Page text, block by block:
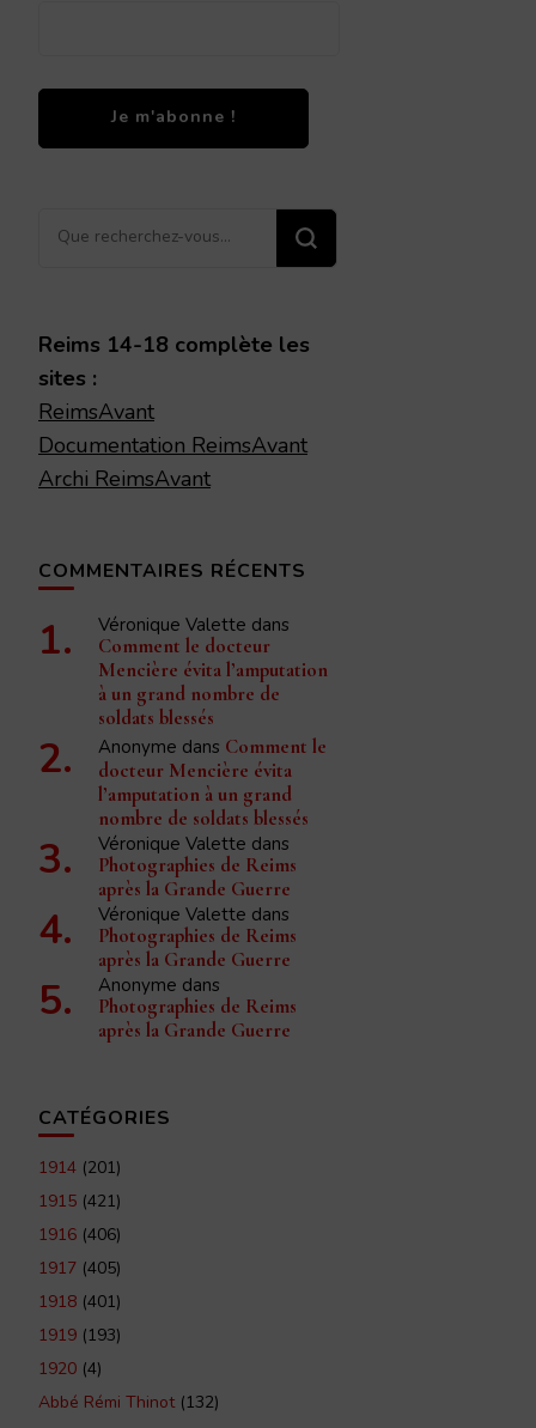
Vous
Reims 14-18 complète les
sites :
ReimsAvant
Documentation ReimsAvant
Archi ReimsAvant
COMMENTAIRES RÉCENTS
Véronique Valette dans
Comment le docteur
Mencière évita l’amputation
à un grand nombre de
soldats blessés
Anonyme dans Comment le
docteur Mencière évita
l’amputation à un grand
nombre de soldats blessés
Véronique Valette dans
Photographies de Reims
après la Grande Guerre
Véronique Valette dans
Photographies de Reims
après la Grande Guerre
Anonyme dans
Photographies de Reims
après la Grande Guerre
CATÉGORIES
1914 (201)
1915 (421)
1916 (406)
1917 (405)
1918 (401)
1919 (193)
1920 (4)
Abbé Rémi Thinot(132)